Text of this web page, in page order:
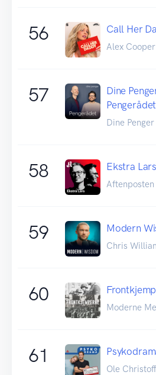
56 Call Her
Alex Cooper
57
Dine
Pengerådet
Dine Penger
58 Ekstra Lars
Aftenposten
59 Modern
Chris
60
Moderne
61
Ole